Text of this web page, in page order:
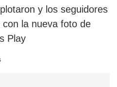
y los seguidores
la nueva foto de
Play